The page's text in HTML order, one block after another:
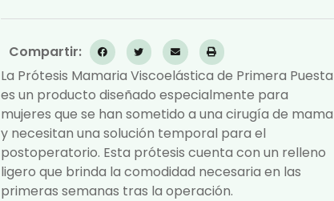
Compartir:
La Prótesis Mamaria Viscoelástica de Primera Puesta
es un producto diseñado especialmente para
mujeres que se han sometido a una cirugía de mama
y necesitan una solución temporal para el
postoperatorio. Esta prótesis cuenta con un relleno
ligero que brinda la comodidad necesaria en las
primeras semanas tras la operación.